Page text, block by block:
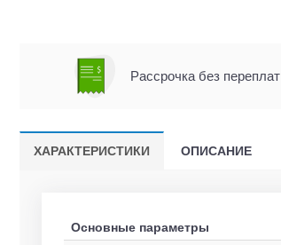
Рассрочка без переплат
ХАРАКТЕРИСТИКИ ОПИСАНИЕ
Основные параметры